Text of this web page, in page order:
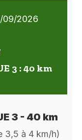
09/2026
3 : 40 km
3 - 40 km
3,5 à 4 km/h)